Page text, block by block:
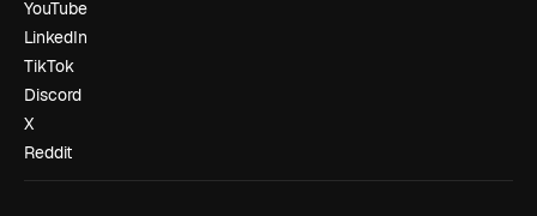
YouTube
LinkedIn
TikTok
Discord
X
Reddit